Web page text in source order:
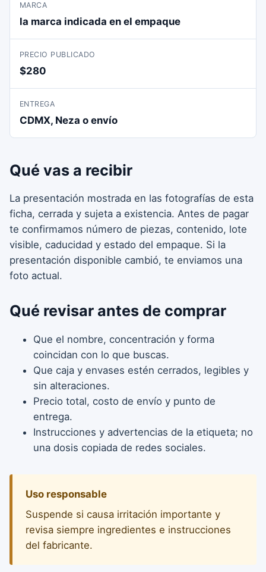
MARCA
la marca indicada en el empaque
PRECIO PUBLICADO
$280
ENTREGA
CDMX, Neza o envío
Qué vas a recibir
La presentación mostrada en las fotografías de esta
ficha, cerrada y sujeta a existencia. Antes de pagar
te confirmamos número de piezas, contenido, lote
visible, caducidad y estado del empaque. Si la
presentación disponible cambió, te enviamos una
foto actual.
Qué revisar antes de comprar
Que el nombre, concentración y forma
coincidan con lo que buscas.
Que caja y envases estén cerrados, legibles y
sin alteraciones.
Precio total, costo de envío y punto de
entrega.
Instrucciones y advertencias de la etiqueta; no
una dosis copiada de redes sociales.
Uso responsable
Suspende si causa irritación importante y
revisa siempre ingredientes e instrucciones
del fabricante.